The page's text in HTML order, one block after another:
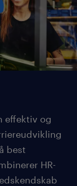
effektiv og
best
HR-